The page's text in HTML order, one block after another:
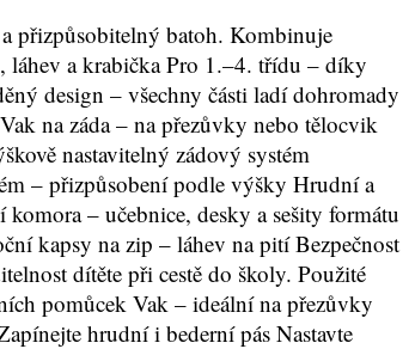
přizpůsobitelný batoh. Kombinuje
láhev a krabička Pro 1.–4. třídu – díky
design – všechny části ladí dohromady
na záda – na přezůvky nebo tělocvik
nastavitelný zádový systém
– přizpůsobení podle výšky Hrudní a
– učebnice, desky a sešity formátu
kapsy na zip – láhev na pití Bezpečnost
dítěte při cestě do školy. Použité
pomůcek Vak – ideální na přezůvky
hrudní i bederní pás Nastavte